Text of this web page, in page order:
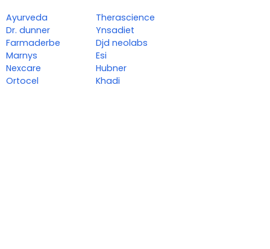
Ayurveda
Dr. dunner
Farmaderbe
Marnys
Nexcare
Ortocel
Therascience
Ynsadiet
Djd neolabs
Esi
Hubner
Khadi